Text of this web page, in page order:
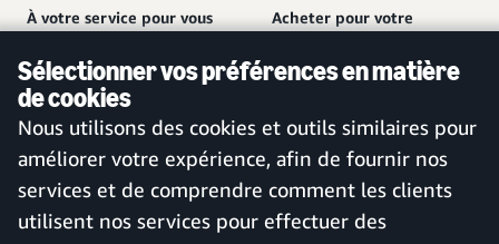
Sélectionner vos préférences en matière
de cookies
Nous utilisons des cookies et outils similaires pour
améliorer votre expérience, afin de fournir nos
services et de comprendre comment les clients
utilisent nos services pour effectuer des
À votre service pour vous
Nous contacter
Service client et assistance
Plan de site
Acheter pour votre
Créer un compte gratuit
Application mobile Amazon
Business